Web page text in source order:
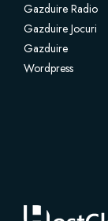
Aplicatii
SSL
Gazduire Radio
Gazduire Jocuri
Gazduire
Wordpress